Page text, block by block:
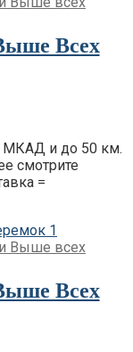
Всех
МКАД и до 50 км.
смотрите
=
Выше всех
Всех